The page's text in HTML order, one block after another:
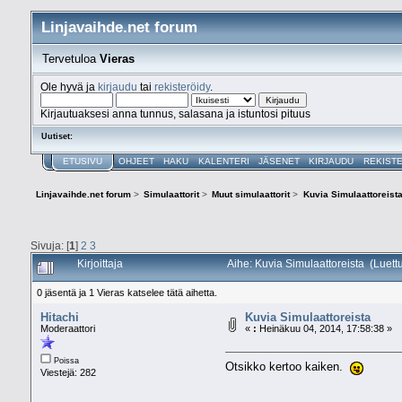
Linjavaihde.net forum
TervetuloaVieras
Ole hyvä ja kirjaudu tai rekisteröidy.
Kirjautuaksesi anna tunnus, salasana ja istuntosi pituus
Uutiset:
ETUSIVU OHJEET HAKU KALENTERI JÄSENET KIRJAUDU
Linjavaihde.net forum > Simulaattorit> Muut simulaattorit> Kuvia Simulaattoreista
Sivuja: [1] 2 3
Kirjoittaja Aihe: Kuvia Simulaattoreista
0 jäsentä ja 1 Vieras katselee tätä aihetta.
Hitachi
Moderaattori
Poissa
Viestejä: 282
Kuvia Simulaattoreista
« : Heinäkuu 04, 2014, 17:58:38 »
Otsikko kertoo kaiken.